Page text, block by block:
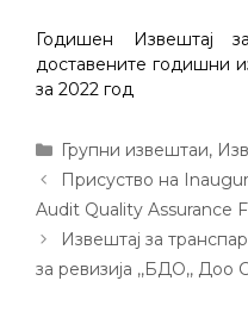
Годишен Извештај
доставените годишни
за 2022 год
Categories
Групни извештаи,
Post
navigation
Присуство на
Audit Quality Assurance
Извештај за
за ревизија ,,БДО,, Доо